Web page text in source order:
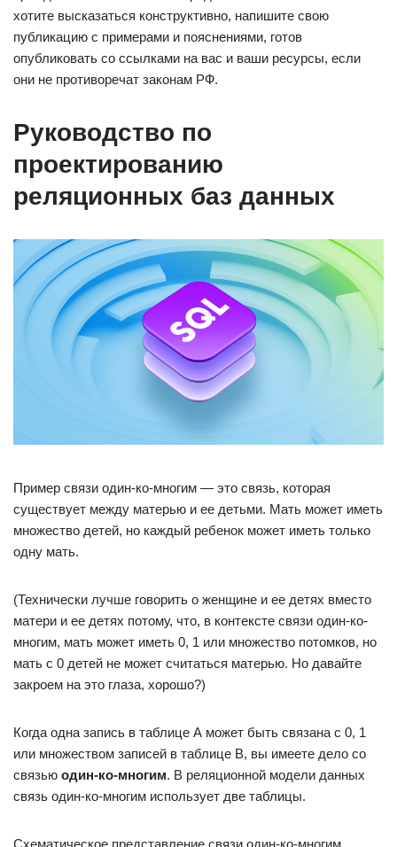
хотите высказаться конструктивно, напишите свою
публикацию с примерами и пояснениями, готов
опубликовать со ссылками на вас и ваши ресурсы, если
они не противоречат законам РФ.
Руководство по
проектированию
реляционных баз данных
Пример связи один-ко-многим — это связь, которая
существует между матерью и ее детьми. Мать может иметь
множество детей, но каждый ребенок может иметь только
одну мать.
(Технически лучше говорить о женщине и ее детях вместо
матери и ее детях потому, что, в контексте связи один-ко-
многим, мать может иметь 0, 1 или множество потомков, но
мать с 0 детей не может считаться матерью. Но давайте
закроем на это глаза, хорошо?)
Когда одна запись в таблице А может быть связана с 0, 1
или множеством записей в таблице B, вы имеете дело со
связью один-ко-многим. В реляционной модели данных
связь один-ко-многим использует две таблицы.